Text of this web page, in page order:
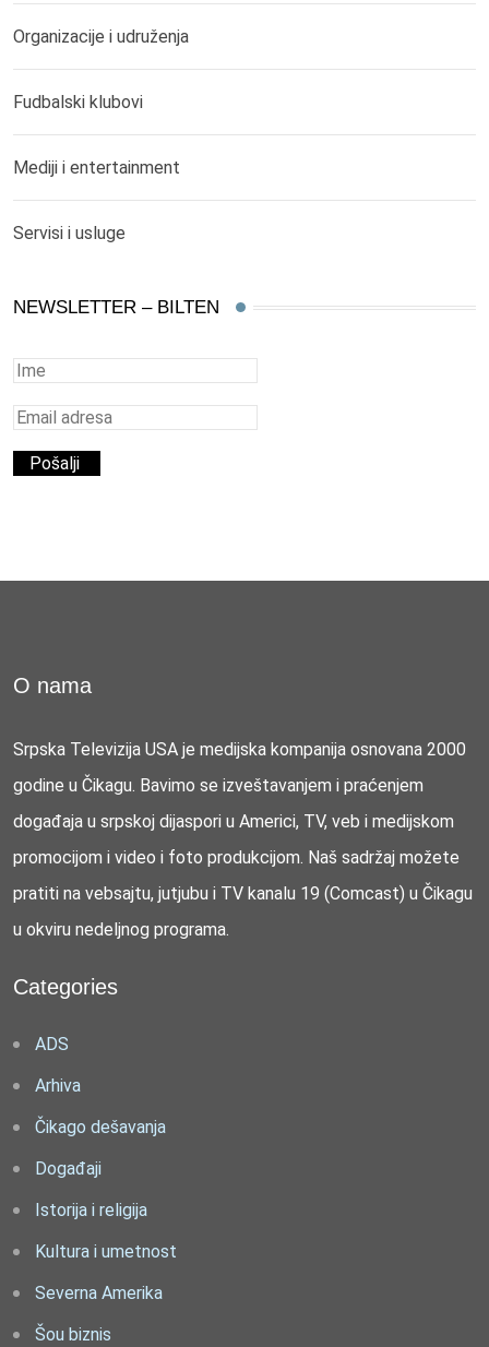
Organizacije i udruženja
Fudbalski klubovi
Mediji i entertainment
Servisi i usluge
NEWSLETTER – BILTEN
O nama
Srpska Televizija USA je medijska kompanija osnovana 2000
godine u Čikagu. Bavimo se izveštavanjem i praćenjem
događaja u srpskoj dijaspori u Americi, TV, veb i medijskom
promocijom i video i foto produkcijom. Naš sadržaj možete
pratiti na vebsajtu, jutjubu i TV kanalu 19 (Comcast) u Čikagu
u okviru nedeljnog programa.
Categories
ADS
Arhiva
Čikago dešavanja
Događaji
Istorija i religija
Kultura i umetnost
Severna Amerika
Šou biznis